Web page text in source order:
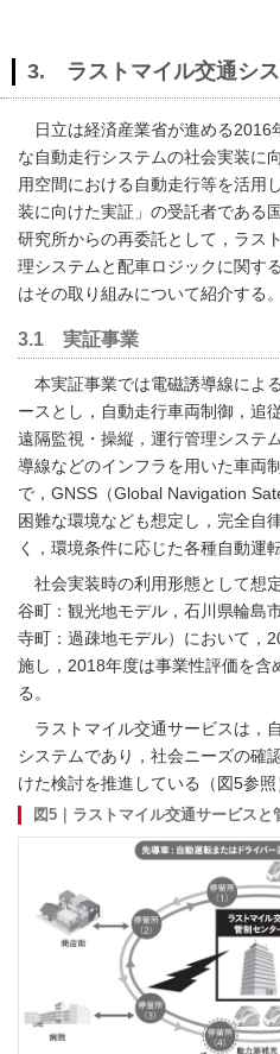
3. ラストマイル交通シ
日立は経済産業省が進める
な自動走行システムの社会実装に
用空間における自動走行等を活用
装に向けた実証」の受託者である
研究所からの再委託として，ラス
理システムと配車ロジックに関す
はその取り組みについて紹介する。
3.1 実証事業
本実証事業では電磁誘導線によ
ースとし，自動走行車両制御，追
遠隔監視・操縦，運行管理システ
導線などのインフラを用いた車両
で，GNSS（Global Navigation
困難な環境なども想定し，完全自
く，環境条件に応じた各種自動運
社会実装時の利用形態として想
谷町：観光地モデル，石川県輪島
寺町：過疎地モデル）において，
施し，2018年度は事業性評価を含
る。
ラストマイル交通サービスは，
システムであり，社会ニーズの確
けた検討を推進している（図5参照
図5｜ラストマイル交通サービス